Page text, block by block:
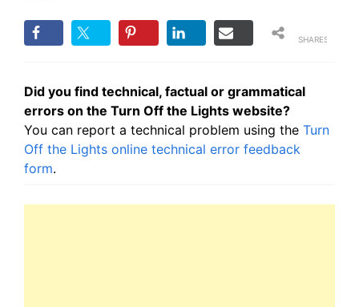
SHARES
Did you find technical, factual or grammatical
errors on the Turn Off the Lights website?
You can report a technical problem using the Turn
Off the Lights online technical error feedback
form.